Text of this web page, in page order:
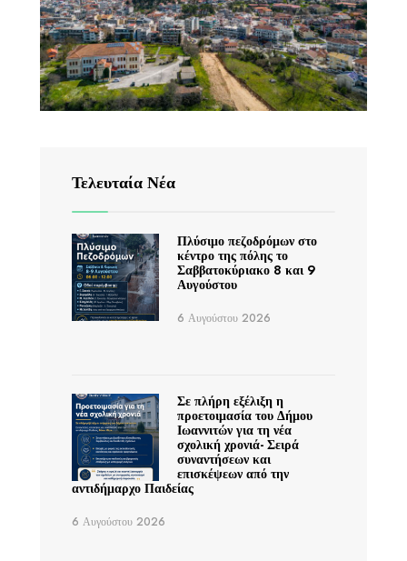
Τελευταία Νέα
Πλύσιμο πεζοδρόμων στο
κέντρο της πόλης το
Σαββατοκύριακο 8 και 9
Αυγούστου
6 Αυγούστου 2026
Σε πλήρη εξέλιξη η
προετοιμασία του Δήμου
Ιωαννιτών για τη νέα
σχολική χρονιά- Σειρά
συναντήσεων και
επισκέψεων από την
αντιδήμαρχο Παιδείας
6 Αυγούστου 2026